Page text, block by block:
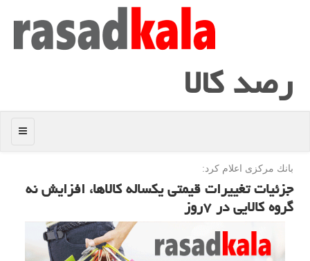
رصد كالا
منو
بانك مركزی اعلام كرد:
جزئیات تغییرات قیمتی یكساله كالاها، افزایش نه
گروه كالایی در ۷روز